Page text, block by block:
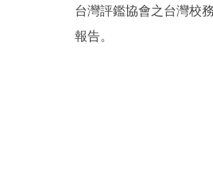
台灣評鑑協會之台灣校
報告。